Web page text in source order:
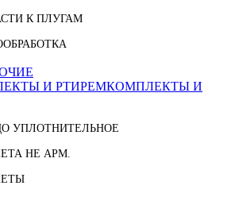
К ПЛУГАМ
РЕМКОМПЛЕКТЫ И
УПЛОТНИТЕЛЬНОЕ
НЕ АРМ.